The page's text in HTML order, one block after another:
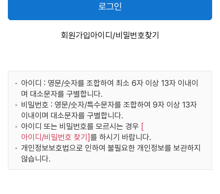
로그인
회원가입아이디/비밀번호찾기
아이디 : 영문/숫자를 조합하여 최소 6자 이상 13자 이내이
며 대소문자를 구별합니다.
비밀번호 : 영문/숫자/특수문자를 조합하여 9자 이상 13자
이내이며 대소문자를 구별합니다.
아이디 또는 비밀번호를 모르시는 경우 [
아이디/비밀번호 찾기 ]를 하시기 바랍니다.
개인정보보호법으로 인하여 불필요한 개인정보를 보관하지
않습니다.